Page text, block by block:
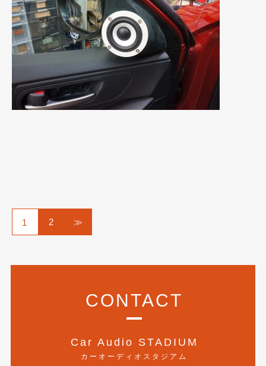
1 2 ≫
CONTACT
Car Audio STADIUM
カーオーディオスタジアム